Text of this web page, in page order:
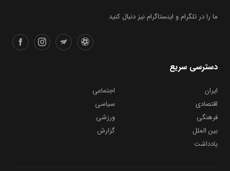
ما را در تلگرام و اینستاگرام نیز دنبال کنید
دسترسی سریع
ایران
اجتماعی
اقتصادی
سیاسی
فرهنگی
ورزشی
بین الملل
گزارش
یادداشت